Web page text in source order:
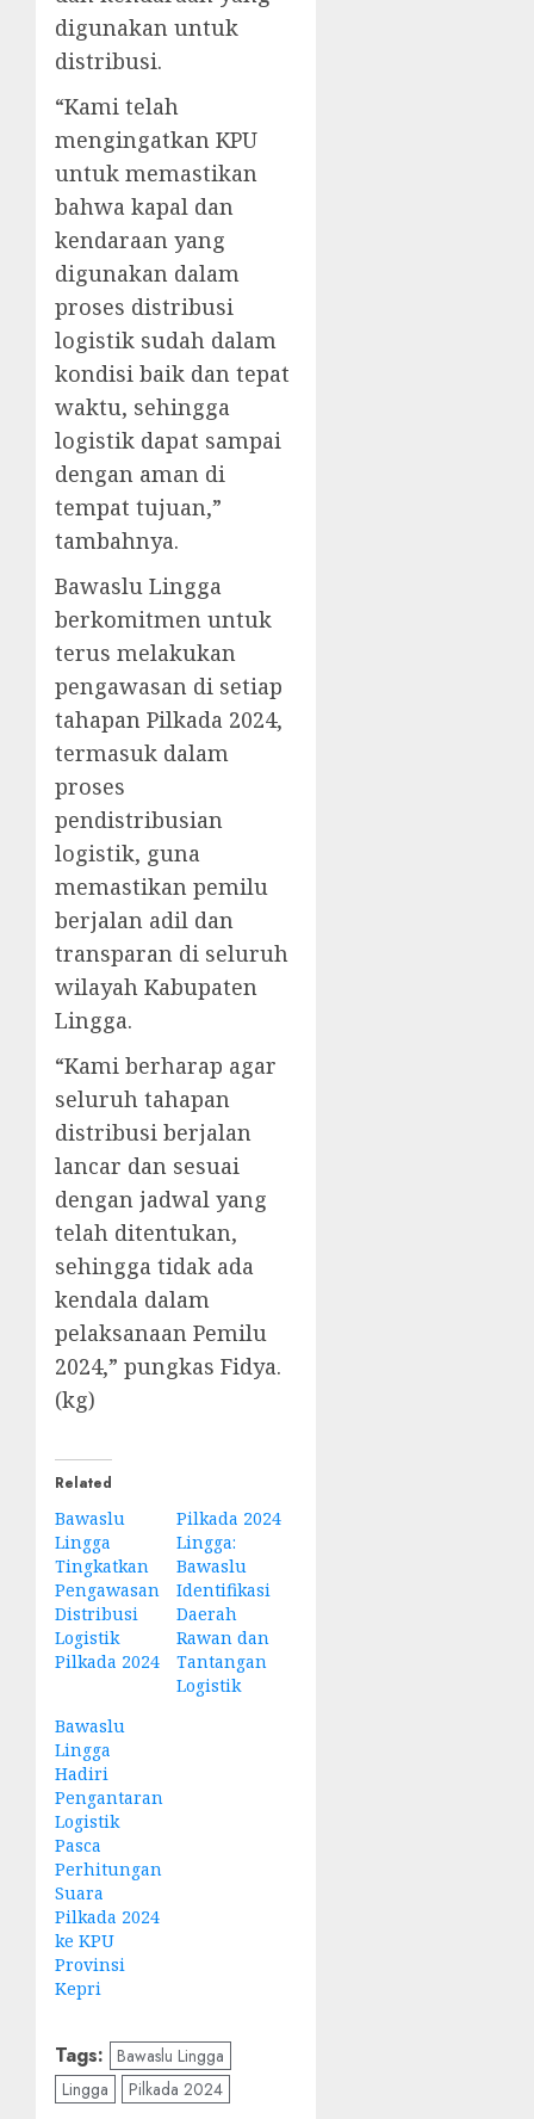
digunakan untuk
distribusi.
“Kami telah
mengingatkan KPU
untuk memastikan
bahwa kapal dan
kendaraan yang
digunakan dalam
proses distribusi
logistik sudah dalam
kondisi baik dan tepat
waktu, sehingga
logistik dapat sampai
dengan aman di
tempat tujuan,”
tambahnya.
Bawaslu Lingga
berkomitmen untuk
terus melakukan
pengawasan di setiap
tahapan Pilkada 2024,
termasuk dalam
proses
pendistribusian
logistik, guna
memastikan pemilu
berjalan adil dan
transparan di seluruh
wilayah Kabupaten
Lingga.
“Kami berharap agar
seluruh tahapan
distribusi berjalan
lancar dan sesuai
dengan jadwal yang
telah ditentukan,
sehingga tidak ada
kendala dalam
pelaksanaan Pemilu
2024,” pungkas Fidya.
(kg)
Related
Bawaslu
Lingga
Tingkatkan
Pengawasan
Distribusi
Logistik
Pilkada 2024
Pilkada 2024
Lingga:
Bawaslu
Identifikasi
Daerah
Rawan dan
Tantangan
Logistik
Bawaslu
Lingga
Hadiri
Pengantaran
Logistik
Pasca
Perhitungan
Suara
Pilkada 2024
ke KPU
Provinsi
Kepri
Tags: Bawaslu Lingga
Lingga
Pilkada 2024